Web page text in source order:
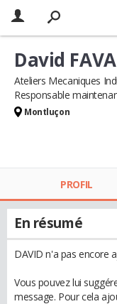
David
Ateliers Mecaniques
Responsable
Montluçon
PROFIL
En résumé
DAVID n'a pas encore
Vous pouvez lui
message. Pour cela